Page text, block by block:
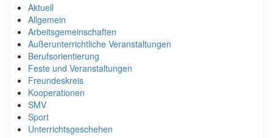
Aktuell
Allgemein
Arbeitsgemeinschaften
Außerunterrichtliche Veranstaltungen
Berufsorientierung
Feste und Veranstaltungen
Freundeskreis
Kooperationen
SMV
Sport
Unterrichtsgeschehen